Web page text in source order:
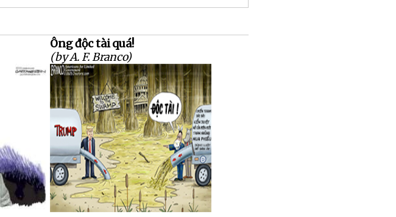
Ông độc tài quá!
(by A. F. Branco)